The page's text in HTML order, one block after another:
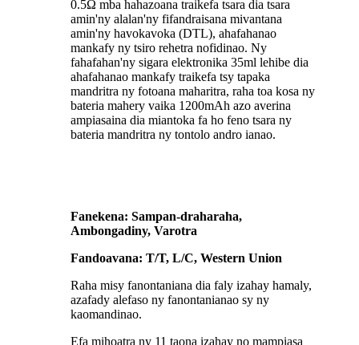
0.5Ω mba hahazoana traikefa tsara dia tsara
amin'ny alalan'ny fifandraisana mivantana
amin'ny havokavoka (DTL), ahafahanao
mankafy ny tsiro rehetra nofidinao. Ny
fahafahan'ny sigara elektronika 35ml lehibe dia
ahafahanao mankafy traikefa tsy tapaka
mandritra ny fotoana maharitra, raha toa kosa ny
bateria mahery vaika 1200mAh azo averina
ampiasaina dia miantoka fa ho feno tsara ny
bateria mandritra ny tontolo andro ianao.
Fanekena: Sampan-draharaha,
Ambongadiny, Varotra
Fandoavana: T/T, L/C, Western Union
Raha misy fanontaniana dia faly izahay hamaly,
azafady alefaso ny fanontanianao sy ny
kaomandinao.
Efa mihoatra ny 11 taona izahay no mampiasa